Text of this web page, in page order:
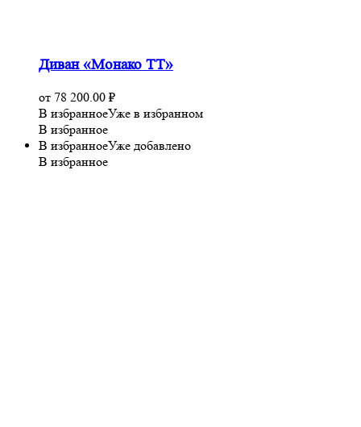
Диван «Монако ТТ»
от 78 200.00 ₽
В избранноеУже в избранном
В избранное
В избранноеУже добавлено
В избранное